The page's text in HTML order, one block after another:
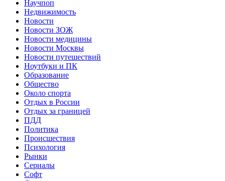
Научпоп
Недвижимость
Новости
Новости ЗОЖ
Новости медицины
Новости Москвы
Новости путешествий
Ноутбуки и ПК
Образование
Общество
Около спорта
Отдых в России
Отдых за границей
ПДД
Политика
Происшествия
Психология
Рынки
Сериалы
Софт